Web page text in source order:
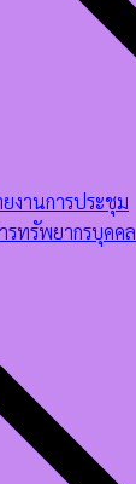
ยงานการประชุม
รทรัพยากรบุคคล